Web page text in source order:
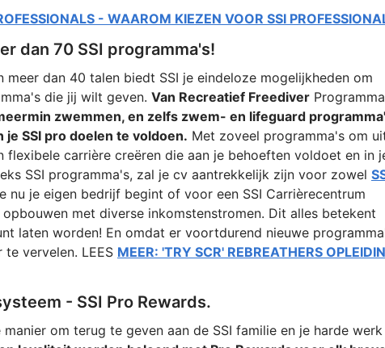
- WAAROM KIEZEN VOOR SSI
dan 70 SSI programma's!
dan 40 talen biedt SSI je eindeloze mogelijkheden om
die jij wilt geven. Van Recreatief Freediver
zwemmen, en zelfs zwem- en lifeguard
SSI pro doelen te voldoen. Met zoveel programma's om
flexibele carrière creëren die aan je behoeften voldoet en in
SSI programma's, zal je cv aantrekkelijk zijn voor zowel
nu je eigen bedrijf begint of voor een SSI Carrièrecentrum
met diverse inkomstenstromen. Dit alles betekent
laten worden! En omdat er voortdurend nieuwe
vervelen. LEES MEER: 'TRY SCR' REBREATHERS
- SSI Pro Rewards.
om terug te geven aan de SSI familie en je harde werk